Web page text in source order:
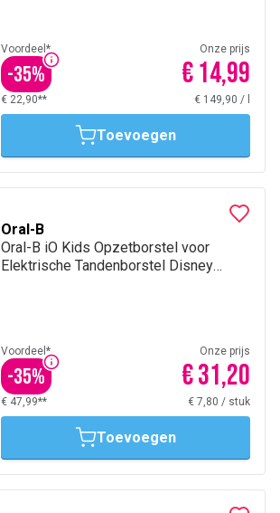
Voordeel*
-35%
Onze prijs
€ 14,99
€ 22,90** € 149,90 /
Toevoegen
Oral-B
Oral-B iO Kids Opzetborstel voor
Elektrische Tandenborstel Disney
Voordeel*
-35%
Onze prijs
€ 31,20
€ 47,99** € 7,80 / stuk
Toevoegen